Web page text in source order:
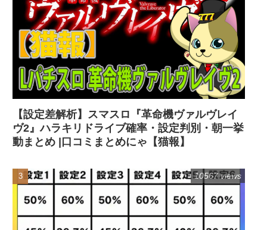
【設定差解析】スマスロ『革命機ヴァルヴレイ
ヴ2』ハラキリドライブ確率・設定判別・朝一挙
動まとめ |口コミまとめにゃ【猫報】
10567 views